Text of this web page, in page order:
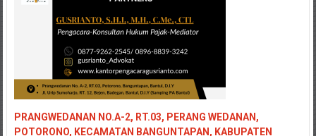
PRANGWEDANAN NO.A-2, RT.03, PERANG WEDANAN,
POTORONO, KECAMATAN BANGUNTAPAN, KABUPATEN